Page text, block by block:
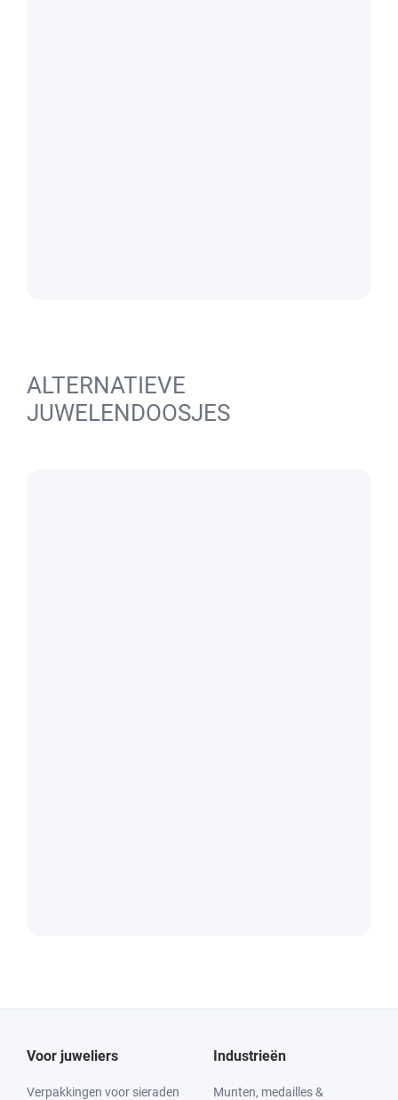
ALTERNATIEVE
JUWELENDOOSJES
Voor juweliers
Verpakkingen voor sieraden
Industrieën
Munten, medailles &